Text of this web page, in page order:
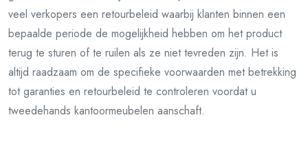
veel verkopers een retourbeleid waarbij klanten binnen een
bepaalde periode de mogelijkheid hebben om het product
terug te sturen of te ruilen als ze niet tevreden zijn. Het is
altijd raadzaam om de specifieke voorwaarden met betrekking
tot garanties en retourbeleid te controleren voordat u
tweedehands kantoormeubelen aanschaft.